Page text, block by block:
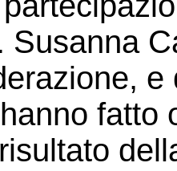
Susanna
fatto